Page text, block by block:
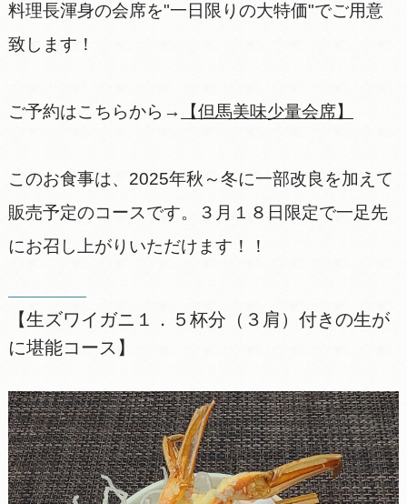
料理長渾身の会席を"一日限りの大特価"でご用意
致します！
ご予約はこちらから→ 【但馬美味少量会席】
このお食事は、2025年秋～冬に一部改良を加えて
販売予定のコースです。３月１８日限定で一足先
にお召し上がりいただけます！！
【生ズワイガニ１．５杯分（３肩）付きの生が
に堪能コース】